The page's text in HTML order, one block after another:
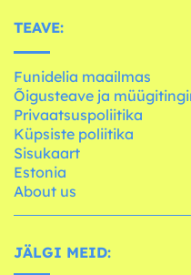
TEAVE:
Funidelia maailmas
Õigusteave ja
Privaatsuspoliitika
Küpsiste poliitika
Sisukaart
Estonia
About us
JÄLGI MEID: